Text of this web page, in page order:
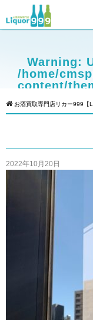
Warning:
/home/
content/
お酒買取専門店リカー999【
2022年10月20日